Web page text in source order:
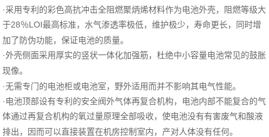
·采用专利的彩色高抗冲击全阻燃聚炳烯材料作为电池外壳，阻燃等级大
于28％LOI最高标准，水气渗透率极低，维护极少，寿命更长，同时增
加了防伪功能，保证电池的质量。
·外壳侧面采用厚实的竖状一体化加强筋，杜绝中小容量电池常见的鼓胀
现像。
·无需专门的电池柜或电池室，野外适用而并不影响其电气性能。
·电池顶部设有专利的安全阀外气体再复合机构，电池内部不能复合的气
体通过再复合机构的氧过量原理全部吸收，使电池没有有害废气和酸液
排出，因而可以直接装置在机房控制室内，产对人体没有任何。